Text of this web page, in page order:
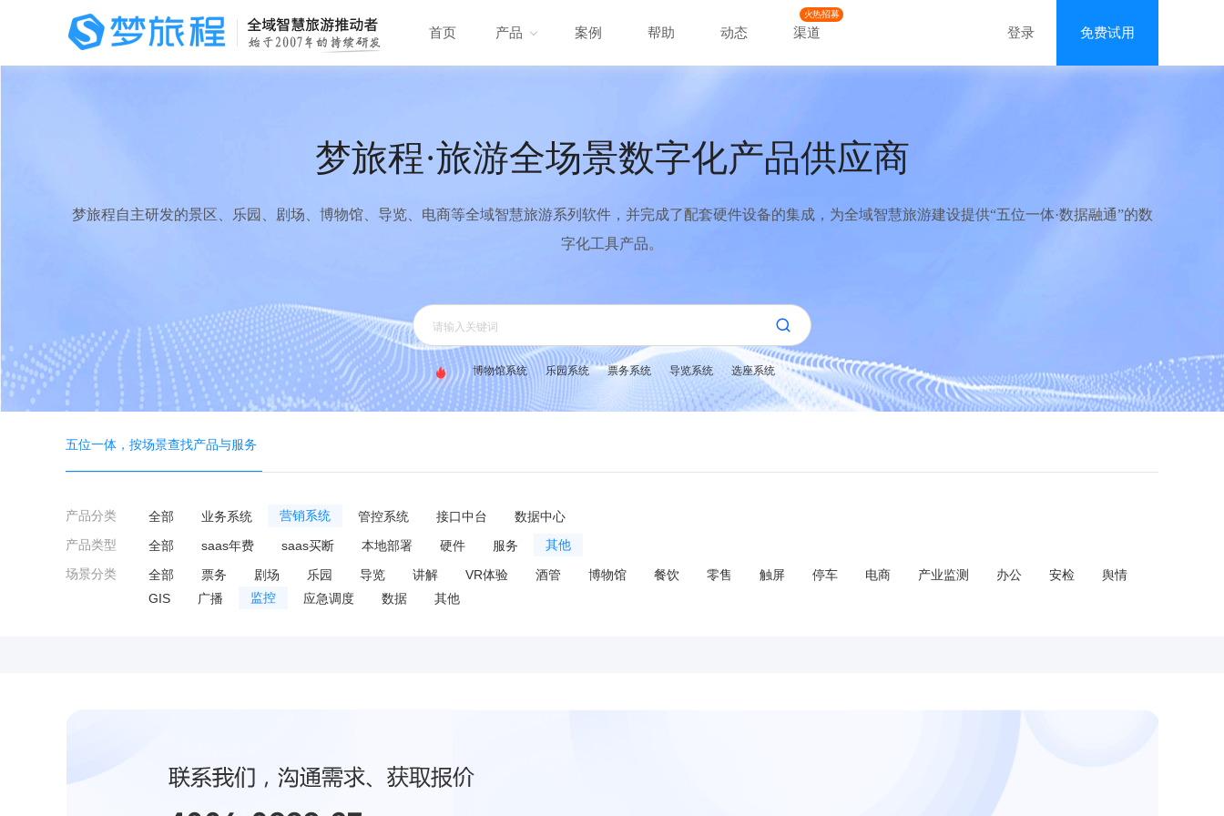
首页 产品 案例 帮助 动态
火热招募
渠道 登录 免费试用
梦旅程·旅游全场景数字化产品供应商
梦旅程自主研发的景区、乐园、剧场、博物馆、导览、电商等全域智慧旅游系列软件，并完成了配套硬件设备的集成，为全域智慧旅游建设提供“五位一体·数据融通”的数
字化工具产品。
博物馆系统 乐园系统 票务系统 导览系统 选座系统
五位一体，按场景查找产品与服务
产品分类 全部 业务系统 营销系统 管控系统 接口中台 数据中心
产品类型 全部 saas年费 saas买断 本地部署 硬件 服务 其他
场景分类 全部 票务 剧场 乐园 导览 讲解 VR体验 酒管 博物馆 餐饮 零售 触屏 停车 电商 产业监测 办公 安检
舆情
GIS
广播 监控 应急调度 数据 其他